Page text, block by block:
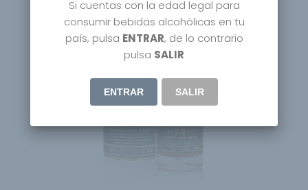
Agotado
Si cuentas con la edad legal para
consumir bebidas alcohólicas en tu
país, pulsa ENTRAR, de lo contrario
pulsa SALIR
ENTRAR SALIR